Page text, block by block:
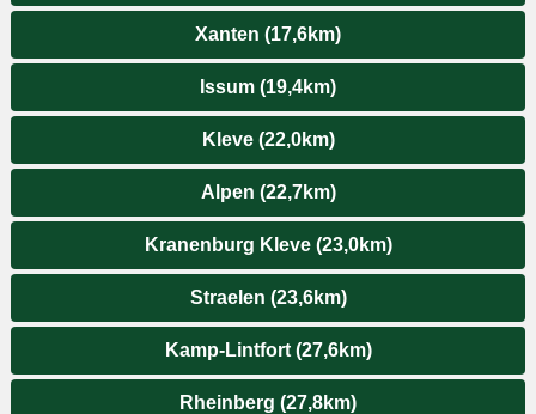
Xanten (17,6km)
Issum (19,4km)
Kleve (22,0km)
Alpen (22,7km)
Kranenburg Kleve (23,0km)
Straelen (23,6km)
Kamp-Lintfort (27,6km)
Rheinberg (27,8km)